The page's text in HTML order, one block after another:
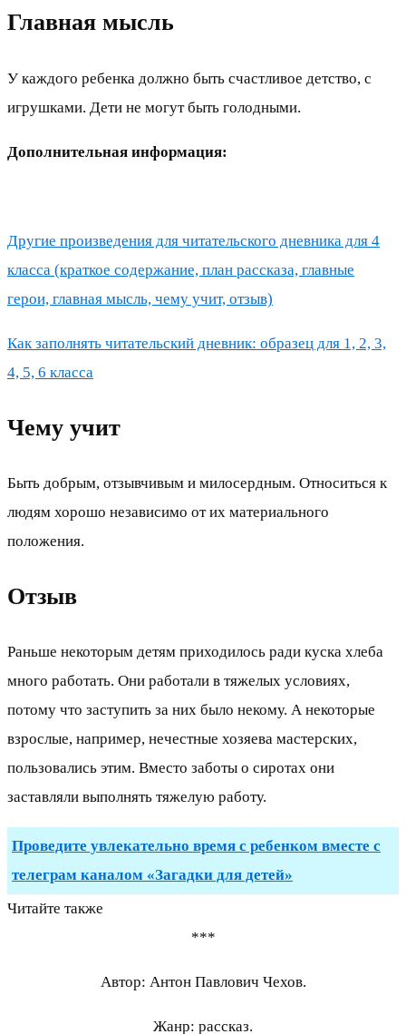
Главная мысль
У каждого ребенка должно быть счастливое детство, с
игрушками. Дети не могут быть голодными.
Дополнительная информация:
Другие произведения для читательского дневника для 4
класса (краткое содержание, план рассказа, главные
герои, главная мысль, чему учит, отзыв)
Как заполнять читательский дневник: образец для 1, 2, 3,
4, 5, 6 класса
Чему учит
Быть добрым, отзывчивым и милосердным. Относиться к
людям хорошо независимо от их материального
положения.
Отзыв
Раньше некоторым детям приходилось ради куска хлеба
много работать. Они работали в тяжелых условиях,
потому что заступить за них было некому. А некоторые
взрослые, например, нечестные хозяева мастерских,
пользовались этим. Вместо заботы о сиротах они
заставляли выполнять тяжелую работу.
Проведите увлекательно время с ребенком вместе с
телеграм каналом «Загадки для детей»
Читайте также
***
Автор: Антон Павлович Чехов.
Жанр: рассказ.